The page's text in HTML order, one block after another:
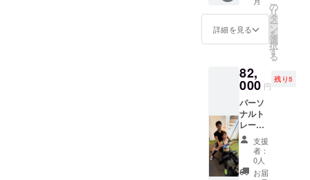
LINEに
よる食
事指
ており
ます。
ご利用
可能期
間:2022
年1月4
日〜
2022年
3月31日
ドファ
ンディ
ング限
定価格
になっ
ます！
ウェ
ア・
シュー
ズ等の
レンタ
ルを全
て提供
致しま
す。
詳細を見る
の
リ
タ
ー
ン
を
選
択
す
る
82,
000 円
残り5
パーソ
ナルト
レーニ
ング60
分+ペア
スト
レッチ
支援
者：
0人
お届